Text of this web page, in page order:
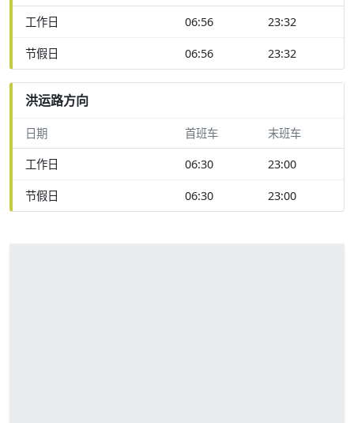
工作日 06:56 23:32
节假日 06:56 23:32
洪运路方向
日期 首班车 末班车
工作日 06:30 23:00
节假日 06:30 23:00